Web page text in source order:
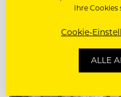
Ihre Cookies
Cookie-
ALLE